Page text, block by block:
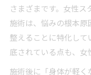
さまざまです。女性
施術は、悩みの根本
整えることに特化し
底されている点も、女
施術後に「身体が軽